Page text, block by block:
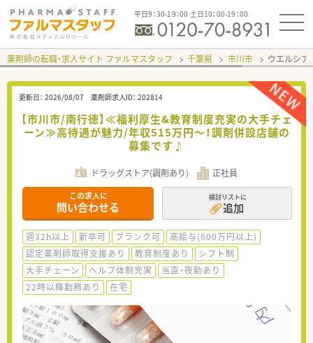
平日9：30-19：00 土日10：00-19：00
薬剤師の転職・求人サイト ファルマスタッフ 千葉県 市川市 ウエルシア
更新日： 2026/08/07 薬剤師求人ID： 202814
【市川市/南行徳】≪福利厚生&教育制度充実の大手チェ
ーン≫高待遇が魅力/年収515万円～！調剤併設店舗の
募集です♪
ドラッグストア(調剤あり) 正社員
この求人に
問い合わせる
検討リストに
追加
週32h以上 新卒可 ブランク可
高給与(600万円以上)
認定薬剤師取得支援あり
教育制度あり
シフト制
大手チェーン
ヘルプ体制充実
当直・夜勤あり
22時以降勤務あり
在宅